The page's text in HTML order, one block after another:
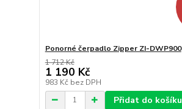
Ponorné čerpadlo Zipper ZI-DWP900
1 712 Kč
1 190 Kč
983 Kč bez DPH
Přidat do košíku